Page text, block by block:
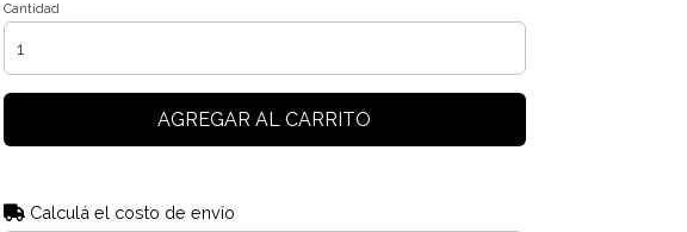
Cantidad
AGREGAR AL CARRITO
Calculá el costo de envío